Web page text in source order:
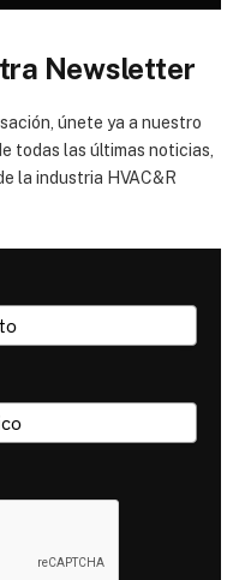
Newsletter
únete ya a nuestro
todas las últimas noticias,
la industria HVAC&R